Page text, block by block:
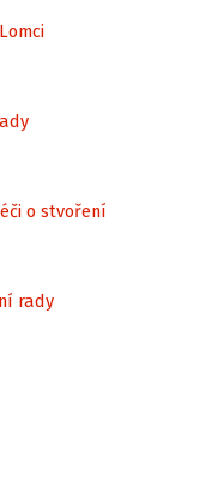
o stvoření
rady